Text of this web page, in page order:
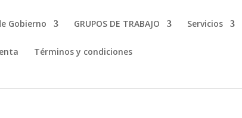
Gobierno GRUPOS DE TRABAJO Servicios
Términos y condiciones